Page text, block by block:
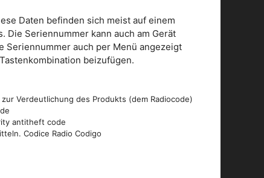
Daten befinden sich meist auf einem
Die Seriennummer kann auch am Gerät
Seriennummer auch per Menü angezeigt
beizufügen.
Verdeutlichung des Produkts (dem Radiocode)
antitheft code
Codice Radio Codigo